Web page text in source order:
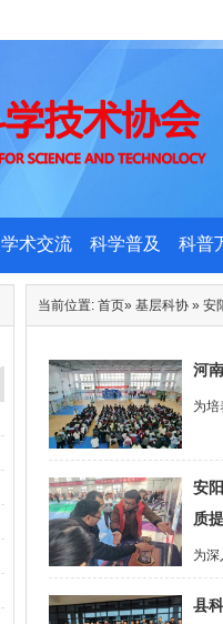
学术交流 科学普及 科普
当前位置: 首页» 基层科协 » 安
河
为
安
质
为
县